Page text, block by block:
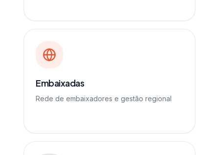
Embaixadas
Rede de embaixadores e gestão regional